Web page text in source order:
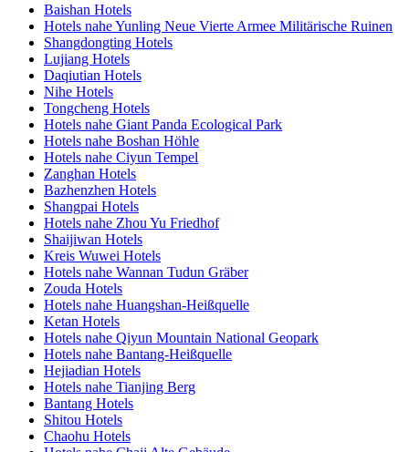
Baishan Hotels
Hotels nahe Yunling Neue Vierte Armee Militärische Ruinen
Shangdongting Hotels
Lujiang Hotels
Daqiutian Hotels
Nihe Hotels
Tongcheng Hotels
Hotels nahe Giant Panda Ecological Park
Hotels nahe Boshan Höhle
Hotels nahe Ciyun Tempel
Zanghan Hotels
Bazhenzhen Hotels
Shangpai Hotels
Hotels nahe Zhou Yu Friedhof
Shaijiwan Hotels
Kreis Wuwei Hotels
Hotels nahe Wannan Tudun Gräber
Zouda Hotels
Hotels nahe Huangshan-Heißquelle
Ketan Hotels
Hotels nahe Qiyun Mountain National Geopark
Hotels nahe Bantang-Heißquelle
Hejiadian Hotels
Hotels nahe Tianjing Berg
Bantang Hotels
Shitou Hotels
Chaohu Hotels